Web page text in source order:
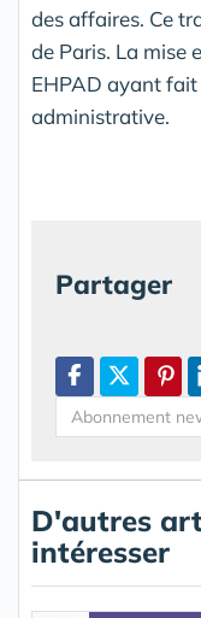
des affaires. Ce
de Paris. La mise
EHPAD ayant
administrative.
Partager
D'autres
intéresser